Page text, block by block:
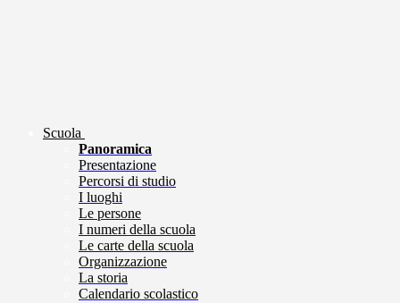
Scuola
Panoramica
Presentazione
Percorsi di studio
I luoghi
Le persone
I numeri della scuola
Le carte della scuola
Organizzazione
La storia
Calendario scolastico